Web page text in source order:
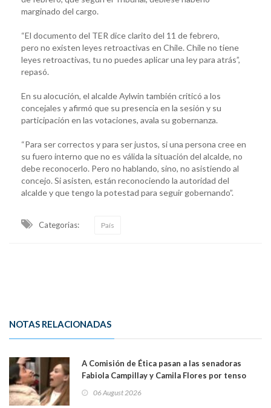
marginado del cargo.
“El documento del TER dice clarito del 11 de febrero,
pero no existen leyes retroactivas en Chile. Chile no tiene
leyes retroactivas, tu no puedes aplicar una ley para atrás”,
repasó.
En su alocución, el alcalde Aylwin también criticó a los
concejales y afirmó que su presencia en la sesión y su
participación en las votaciones, avala su gobernanza.
“Para ser correctos y para ser justos, si una persona cree en
su fuero interno que no es válida la situación del alcalde, no
debe reconocerlo. Pero no hablando, sino, no asistiendo al
concejo. Si asisten, están reconociendo la autoridad del
alcalde y que tengo la potestad para seguir gobernando”.
Categorias: País
NOTAS RELACIONADAS
A Comisión de Ética pasan a las senadoras
Fabiola Campillay y Camila Flores por tenso
06 August 2026